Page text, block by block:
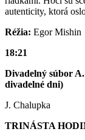
autenticity, ktorá
Réžia: Egor Mishin
18:21
Divadelný súbor
divadelné dni)
J. Chalupka
TRINÁSTA